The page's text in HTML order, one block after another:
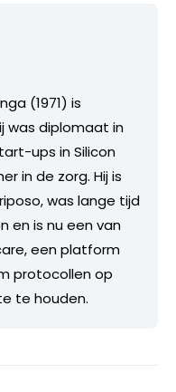
(1971) is
was diplomaat in
ups in Silicon
in de zorg. Hij is
was lange tijd
en is nu een van
een platform
protocollen op
te houden.